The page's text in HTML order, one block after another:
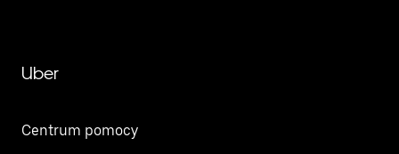
Uber
Centrum pomocy